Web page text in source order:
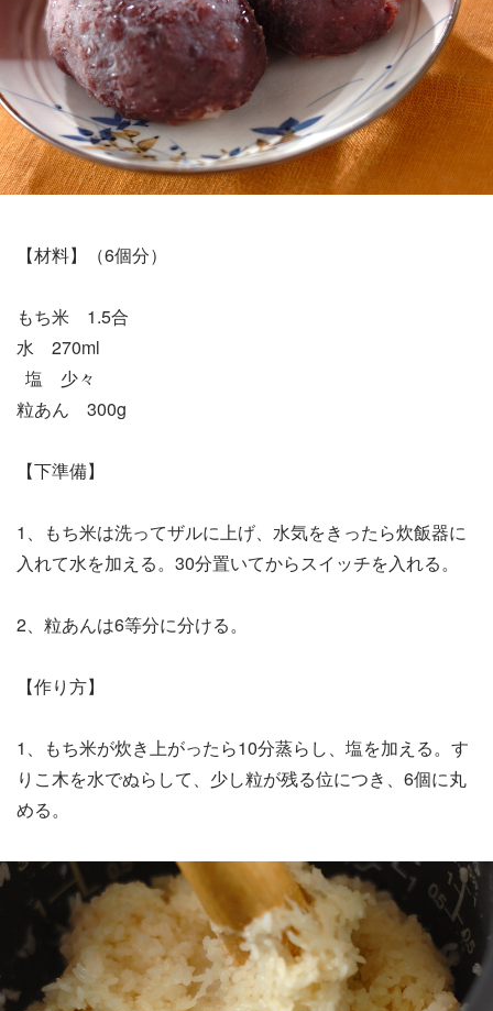
【材料】（6個分）
もち米 1.5合
水 270ml
塩 少々
粒あん 300g
【下準備】
1、もち米は洗ってザルに上げ、水気をきったら炊飯器に
入れて水を加える。30分置いてからスイッチを入れる。
2、粒あんは6等分に分ける。
【作り方】
1、もち米が炊き上がったら10分蒸らし、塩を加える。す
りこ木を水でぬらして、少し粒が残る位につき、6個に丸
める。